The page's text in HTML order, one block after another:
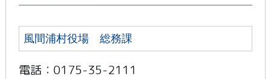
風間浦村役場 総務課
電話：0175-35-2111